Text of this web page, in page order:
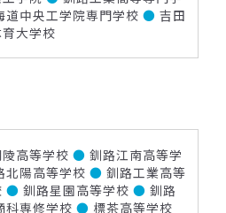
道中央工学院専門学校 ● 吉田
大学校
陵高等学校● 釧路江南高等学
北陽高等学校● 釧路工業高等
● 釧路星園高等学校 ● 釧路
科専修学校 ● 標茶高等学校